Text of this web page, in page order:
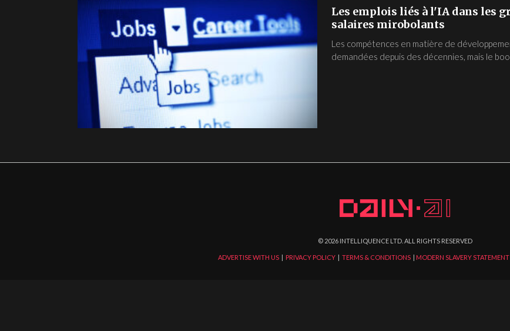
Les emplois liés à l'IA dans les
salaires mirobolants
Les compétences en matière de
demandées depuis des décennies, mais le
© 2026INTELLIQUENCE LTD. ALL RIGHTS RESERVED
ADVERTISE WITH US| PRIVACY POLICY| TERMS & CONDITIONS| MODERN SLAVERY STATEMENT